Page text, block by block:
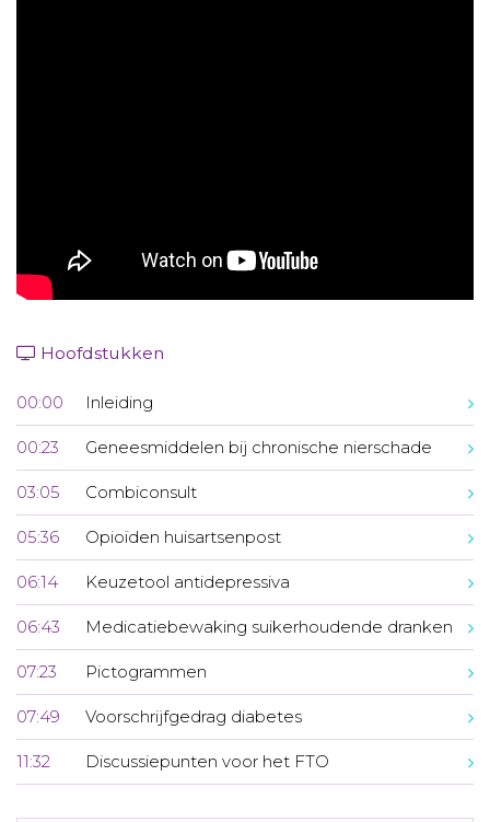
Hoofdstukken
00:00 Inleiding
00:23 Geneesmiddelen bij chronische nierschade
03:05 Combiconsult
05:36 Opioïden huisartsenpost
06:14 Keuzetool antidepressiva
06:43 Medicatiebewaking suikerhoudende dranken
07:23 Pictogrammen
07:49 Voorschrijfgedrag diabetes
11:32 Discussiepunten voor het FTO